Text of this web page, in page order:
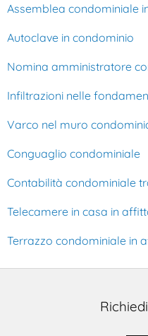
Assemblea condominiale
Autoclave in condominio
Nomina amministratore
Infiltrazioni nelle
Varco nel muro
Conguaglio condominiale
Contabilità condominiale
Telecamere in casa in
Terrazzo condominiale in